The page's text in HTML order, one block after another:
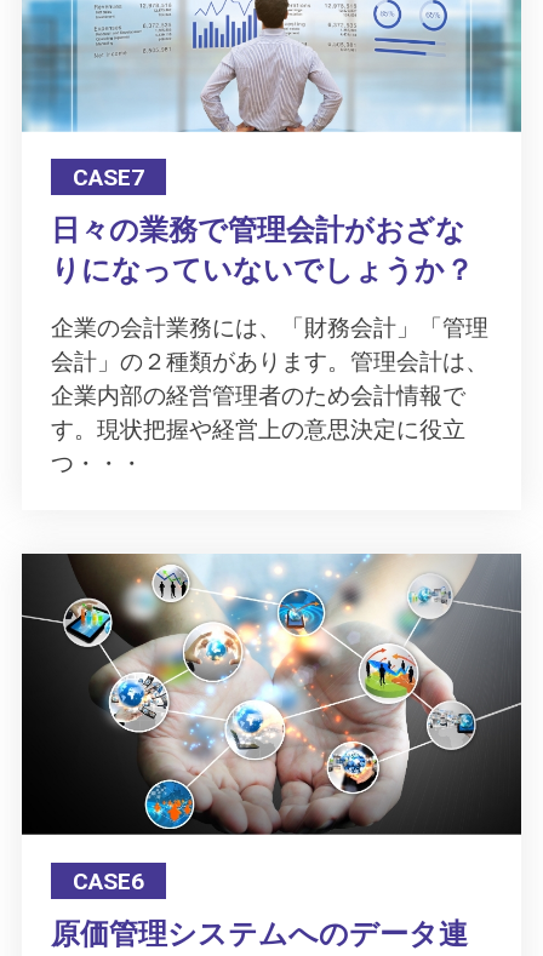
CASE7
日々の業務で管理会計がおざな
りになっていないでしょうか？
企業の会計業務には、「財務会計」「管理
会計」の２種類があります。管理会計は、
企業内部の経営管理者のため会計情報で
す。現状把握や経営上の意思決定に役立
つ・・・
CASE6
原価管理システムへのデータ連